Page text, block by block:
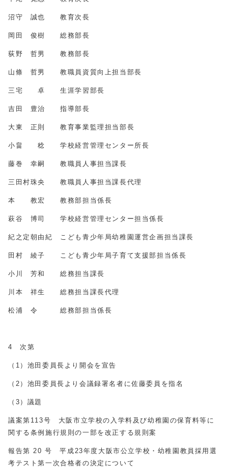
沼守 誠也 教育次長
岡田 俊樹 総務部長
荻野 哲男 教務部長
山條 哲男 教職員資質向上担当部長
三宅 卓 生涯学習部長
吉田 豊治 指導部長
大東 正則 教育事業監理担当部長
小畠 稔 学校経営管理センター所長
藤巻 幸嗣 教職員人事担当課長
三田村珠央 教職員人事担当課長代理
本 教宏 教務部担当係長
萩谷 博司 学校経営管理センター担当係長
紀之定朝由紀 こども青少年局幼稚園運営企画担当課長
田村 綾子 こども青少年局子育て支援部担当係長
小川 芳和 総務担当課長
川本 祥生 総務担当課長代理
松浦 令 総務部担当係長
4 次第
（1）池田委員長より開会を宣告
（2）池田委員長より会議録署名者に佐藤委員を指名
（3）議題
議案第113号 大阪市立学校の入学料及び幼稚園の保育料等に
関する条例施行規則の一部を改正する規則案
報告第 20 号 平成23年度大阪市公立学校・幼稚園教員採用選
考テスト第一次合格者の決定について